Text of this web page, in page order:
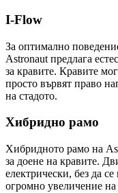
I-Flow
За оптимално
Astronaut предлага
за кравите. Кравите
просто вървят право
на стадото.
Хибридно рамо
Хибридното рамо на
за доене на кравите.
електрически, без да се
огромно увеличение на